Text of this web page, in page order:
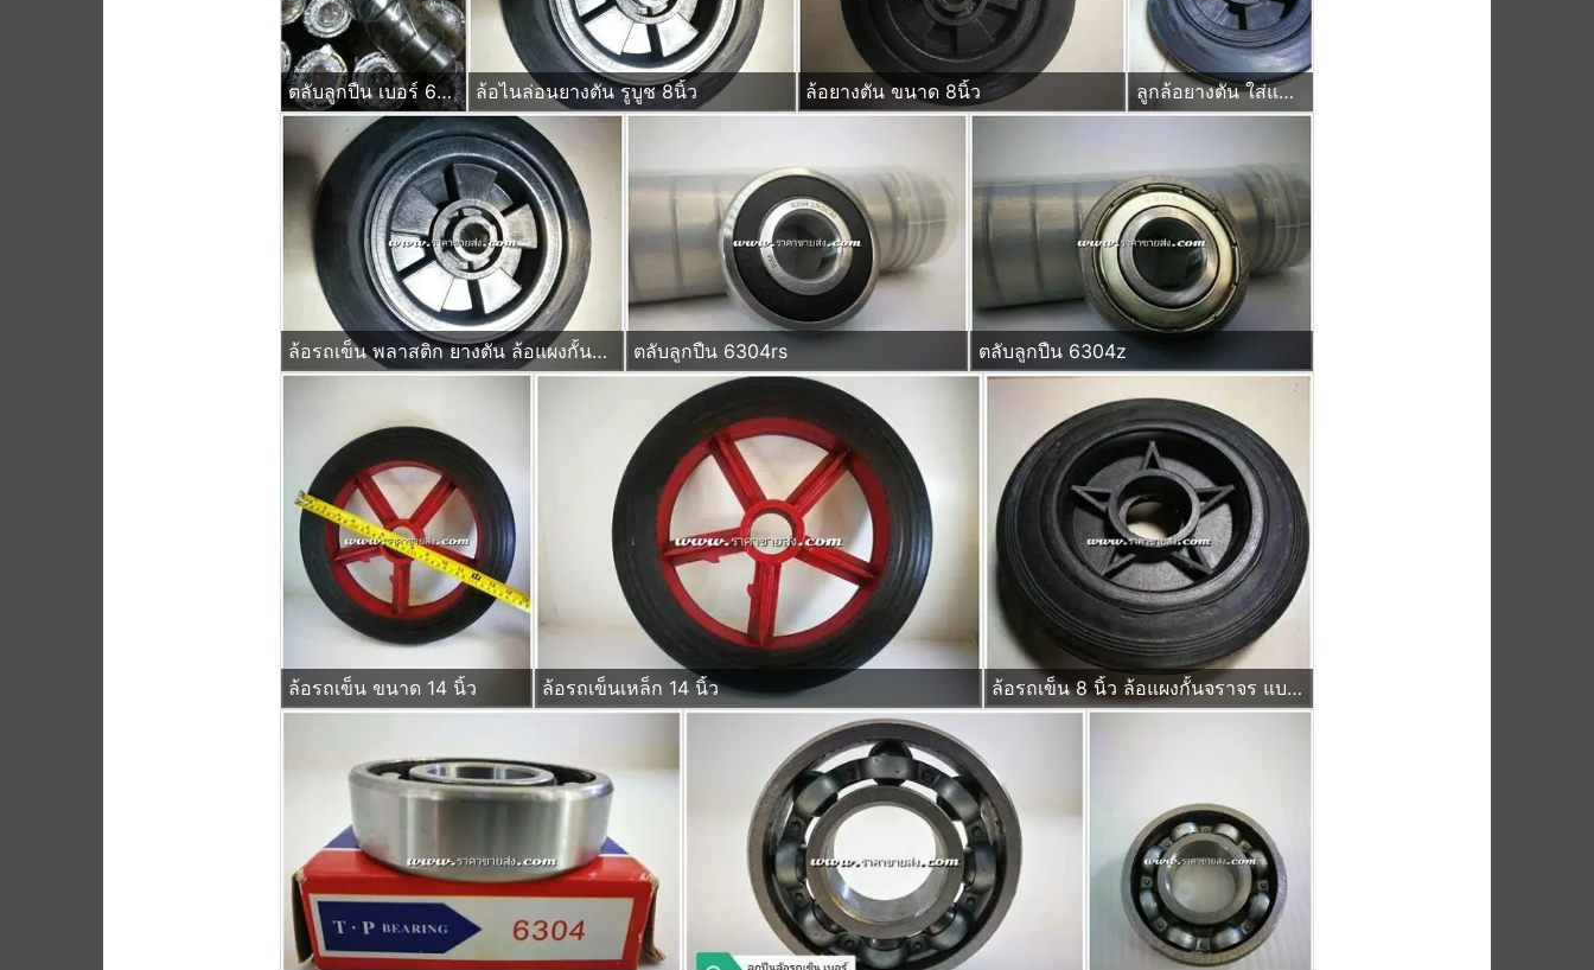
ตลับลูกปืน เบอร์ 6204zz ยกลัง 250ลูก ล้อไนล่อนยางตัน รูบูช 8นิ้ว ล้อยางตัน ขนาด 8นิ้ว ลูกล้อยางตัน ใส่แกนเพลา หกหุน
ล้อรถเข็น พลาสติก ยางตัน ล้อแผงกั้นจราจรขนาด 8 นิ้ว รูบูช ไม่ใช้ลูกปืน ตลับลูกปืน 6304rs ตลับลูกปืน 6304z
ล้อรถเข็น ขนาด 14 นิ้ว ล้อรถเข็นเหล็ก 14 นิ้ว ล้อรถเข็น 8 นิ้ว ล้อแผงกั้นจราจร แบบบ่าใส่ ตลับลูกปืน